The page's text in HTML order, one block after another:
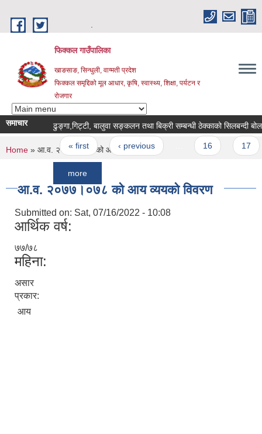
फिक्कल गाउँपालिका
खाङसाङ, सिन्धुली, वाग्मती प्रदेश
फिक्कल समृद्दिको मूल आधार, कृषि, स्वास्थ्य, शिक्षा, पर्यटन र
रोजगार
समाचार ढुङ्गा,गिट्टी, बालुवा सङ्कलन तथा बिक्री सम्बन्धी ठेक्काको सिलबन्दी बोलपत्र
Pages
« first ‹ previous …
You are here
Home » आ.व. २०७७।०७८ को आय व्ययको विवरण
आ.व. २०७७।०७८ को आय व्ययको विवरण
Submitted on: Sat, 07/16/2022 - 10:08
आर्थिक वर्ष:
७७/७८
महिना:
असार
प्रकार:
आय